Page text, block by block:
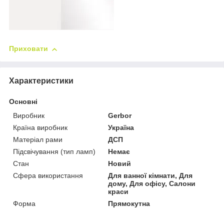
Приховати
Характеристики
Основні
Виробник
Gerbor
Країна виробник
Україна
Матеріал рами
ДСП
Підсвічування (тип ламп)
Немає
Стан
Новий
Сфера використання
Для ванної кімнати, Для
дому, Для офісу, Салони
краси
Форма
Прямокутна